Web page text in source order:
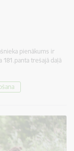
pienākums ir
trešajā daļā